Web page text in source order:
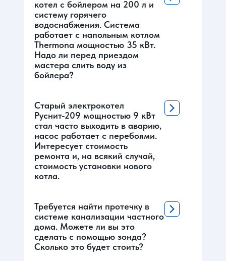
котел с бойлером на 200 л и
систему горячего
водоснабжения. Система
работает с напольным котлом
Thermona мощностью 35 кВт.
Надо ли перед приездом
мастера слить воду из
бойлера?
Старый электрокотел
Руснит-209 мощностью 9 кВт
стал часто выходить в аварию,
насос работает с перебоями.
Интересует стоимость
ремонта и, на всякий случай,
стоимость установки нового
котла.
Требуется найти протечку в
системе канализации частного
дома. Можете ли вы это
сделать с помощью зонда?
Сколько это будет стоить?